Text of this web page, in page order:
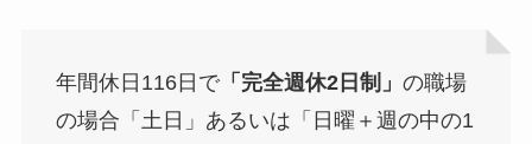
年間休日116日で「完全週休2日制」 の職場
の場合「土日」あるいは「日曜＋週の中の1